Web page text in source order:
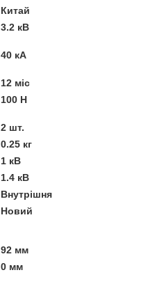
Китай
3.2 кВ
40 кА
12 міс
100 Н
2 шт.
0.25 кг
1 кВ
1.4 кВ
Внутрішня
Новий
92 мм
0 мм